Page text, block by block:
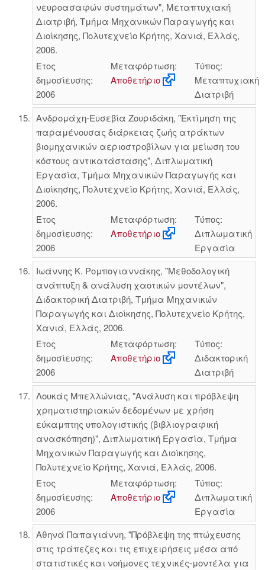
νευροασαφών συστημάτων", Μεταπτυχιακή
Διατριβή, Τμήμα Μηχανικών Παραγωγής και
Διοίκησης, Πολυτεχνείο Κρήτης, Χανιά, Ελλάς,
2006.
Έτος
δημοσίευσης:
2006
Μεταφόρτωση:
Αποθετήριο
Τύπος:
Μεταπτυχιακή
Διατριβή
Ανδρομάχη-Ευσεβία Ζουριδάκη, "Εκτίμηση της
παραμένουσας διάρκειας ζωής ατράκτων
βιομηχανικών αεριοστροβίλων για μείωση του
κόστους αντικατάστασης", Διπλωματική
Εργασία, Τμήμα Μηχανικών Παραγωγής και
Διοίκησης, Πολυτεχνείο Κρήτης, Χανιά, Ελλάς,
2006.
Έτος
δημοσίευσης:
2006
Μεταφόρτωση:
Αποθετήριο
Τύπος:
Διπλωματική
Εργασία
Ιωάννης Κ. Ρομπογιαννάκης, "Μεθοδολογική
ανάπτυξη & ανάλυση χαοτικών μοντέλων",
Διδακτορική Διατριβή, Τμήμα Μηχανικών
Παραγωγής και Διοίκησης, Πολυτεχνείο Κρήτης,
Χανιά, Ελλάς, 2006.
Έτος
δημοσίευσης:
2006
Μεταφόρτωση:
Αποθετήριο
Τύπος:
Διδακτορική
Διατριβή
Λουκάς Μπελλώνιας, "Ανάλυση και πρόβλεψη
χρηματιστηριακών δεδομένων με χρήση
εύκαμπτης υπολογιστικής (βιβλιογραφική
ανασκόπηση)", Διπλωματική Εργασία, Τμήμα
Μηχανικών Παραγωγής και Διοίκησης,
Πολυτεχνείο Κρήτης, Χανιά, Ελλάς, 2006.
Έτος
δημοσίευσης:
2006
Μεταφόρτωση:
Αποθετήριο
Τύπος:
Διπλωματική
Εργασία
Αθηνά Παπαγιάννη, "Πρόβλεψη της πτώχευσης
στις τράπεζες και τις επιχειρήσεις μέσα από
στατιστικές και νοήμονες τεχνικές-μοντέλα για